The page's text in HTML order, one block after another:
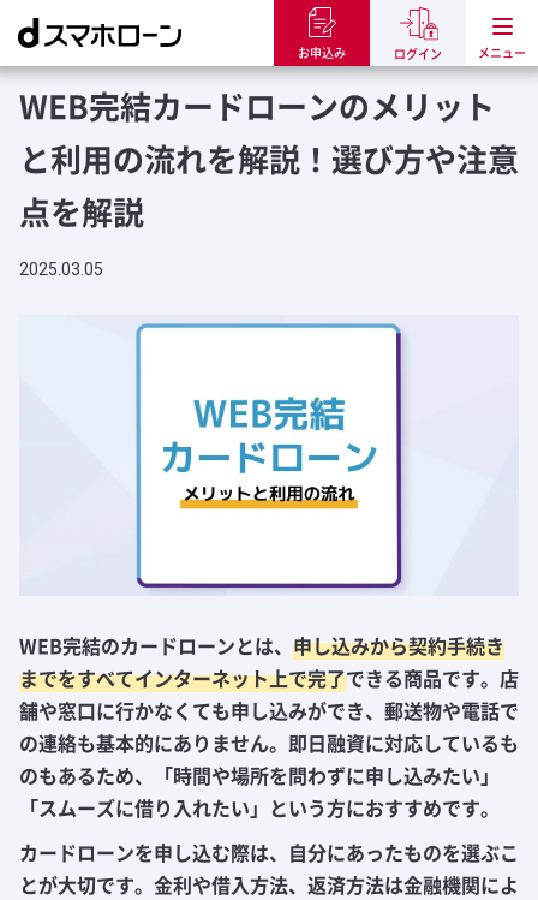
お申込み ログイン
トップ dスマホローンのお役立ち記事 WEB完結カードローンのメリッ
WEB完結カードローンのメリット
と利用の流れを解説！選び方や注意
点を解説
2025.03.05
WEB完結のカードローンとは、 申し込みから契約手続き
までをすべてインターネット上で完了できる商品です。店
舗や窓口に行かなくても申し込みができ、郵送物や電話で
の連絡も基本的にありません。即日融資に対応しているも
のもあるため、「時間や場所を問わずに申し込みたい」
「スムーズに借り入れたい」という方におすすめです。
カードローンを申し込む際は、自分にあったものを選ぶこ
とが大切です。金利や借入方法、返済方法は金融機関によ